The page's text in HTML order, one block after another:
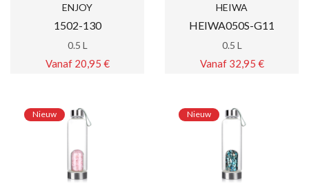
ENJOY
1502-130
0.5 L
Vanaf 20,95 €
HEIWA
HEIWA050S-G11
0.5 L
Vanaf 32,95 €
Nieuw Nieuw